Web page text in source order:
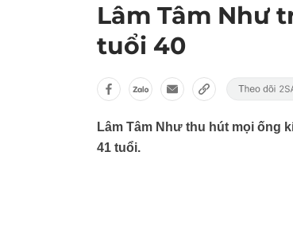
Lâm Tâm Như
tuổi 40
Lâm Tâm Như thu hút mọi ống
41 tuổi.